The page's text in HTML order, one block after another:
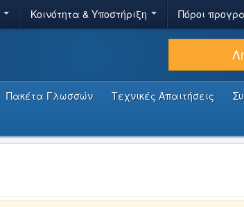
Κοινότητα & Υποστήριξη Πόροι
Πακέτα Γλωσσών Τεχνικές Απαιτήσεις